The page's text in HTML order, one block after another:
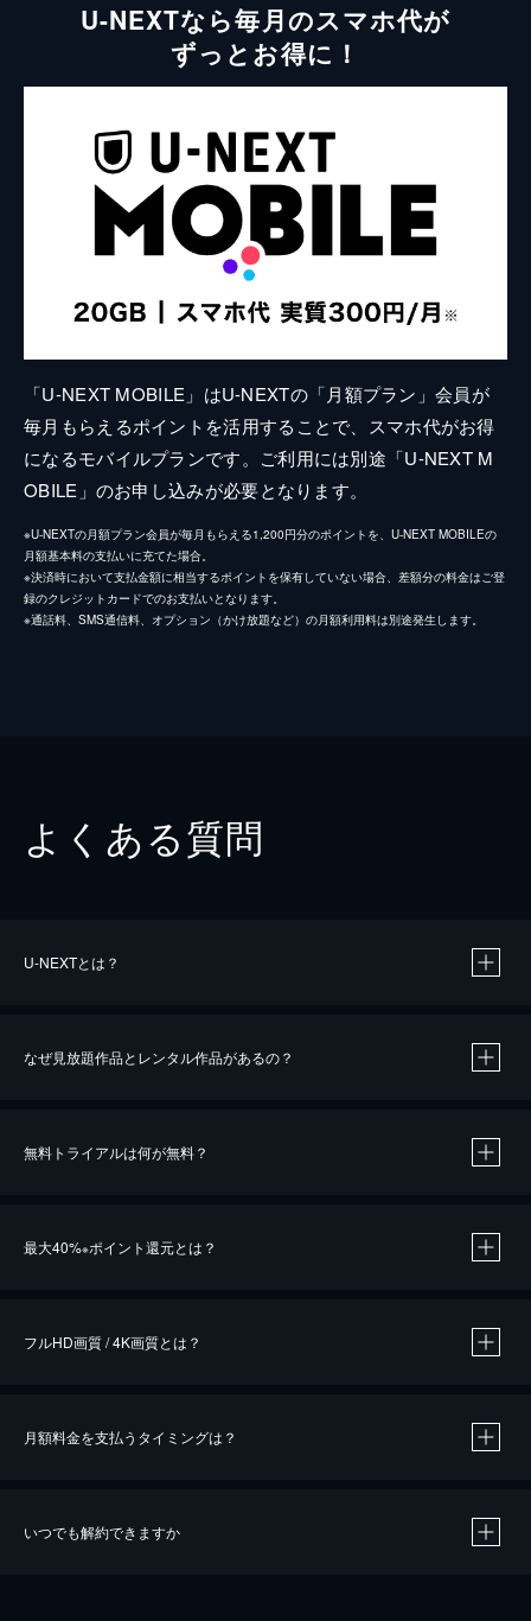
U-NEXTなら毎月のスマホ代が
ずっとお得に！
「U-NEXT MOBILE」はU-NEXTの「月額プラン」会員が
毎月もらえるポイントを活用することで、スマホ代がお得
になるモバイルプランです。ご利用には別途「U-NEXT M
OBILE」のお申し込みが必要となります。
※U-NEXTの月額プラン会員が毎月もらえる1,200円分のポイントを、U-NEXT MOBILEの
月額基本料の支払いに充てた場合。
※決済時において支払金額に相当するポイントを保有していない場合、差額分の料金はご登
録のクレジットカードでのお支払いとなります。
※通話料、SMS通信料、オプション（かけ放題など）の月額利用料は別途発生します。
よくある質問
U-NEXTとは？
なぜ見放題作品とレンタル作品があるの？
無料トライアルは何が無料？
最大40%※ポイント還元とは？
※40％ポイント還元の対象は、クレジットカード決済による作品の購入 / レンタルです。
iOSアプリのUコイン決済による作品の購入 / レンタルは、20％のポイント還元です。
フルHD画質 / 4K画質とは？
月額料金を支払うタイミングは？
いつでも解約できますか